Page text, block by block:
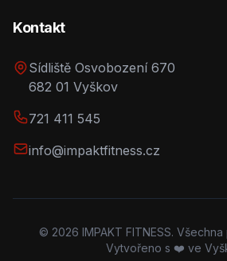
Kontakt
Sídliště Osvobození 670
682 01 Vyškov
721 411 545
info@impaktfitness.cz
© 2026 IMPAKT FITNESS.
Vytvořeno s ❤️ ve